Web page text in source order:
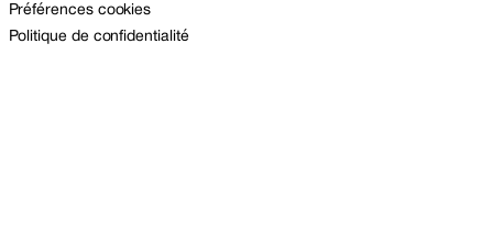
Préférences cookies
Politique de confidentialité